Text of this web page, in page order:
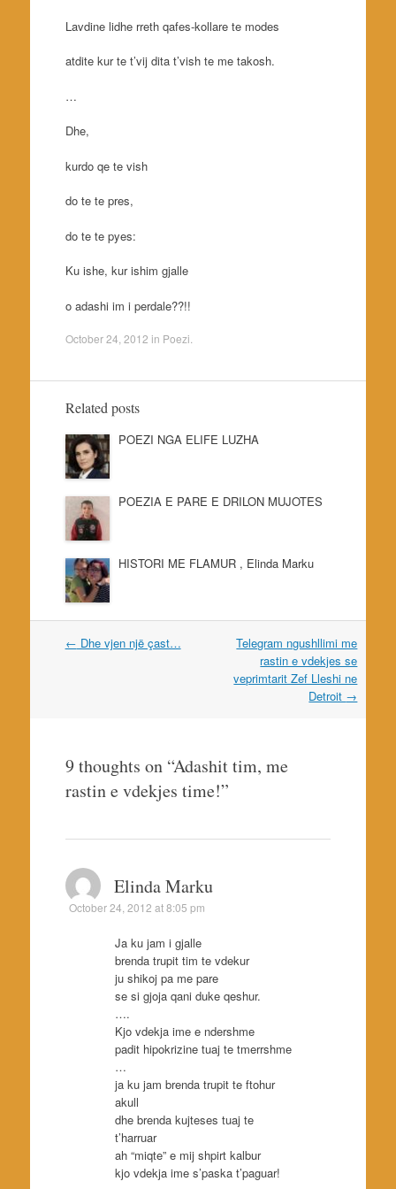
Lavdine lidhe rreth qafes-kollare te modes
atdite kur te t’vij dita t’vish te me takosh.
…
Dhe,
kurdo qe te vish
do te te pres,
do te te pyes:
Ku ishe, kur ishim gjalle
o adashi im i perdale??!!
October 24, 2012 in Poezi
Related posts
POEZI NGA ELIFE LUZHA
POEZIA E PARE E DRILON MUJOTES
HISTORI ME FLAMUR , Elinda Marku
Post
← Dhe vjen një çast…
Telegram ngushllimi me
rastin e vdekjes se
veprimtarit Zef Lleshi ne
Detroit →
9 thoughts on “Adashit tim, me
rastin e vdekjes time!”
Elinda Marku
October 24, 2012 at 8:05 pm
Ja ku jam i gjalle
brenda trupit tim te vdekur
ju shikoj pa me pare
se si gjoja qani duke qeshur.
….
Kjo vdekja ime e ndershme
padit hipokrizine tuaj te tmerrshme
…
ja ku jam brenda trupit te ftohur
akull
dhe brenda kujteses tuaj te
t’harruar
ah “miqte” e mij shpirt kalbur
kjo vdekja ime s’paska t’paguar!